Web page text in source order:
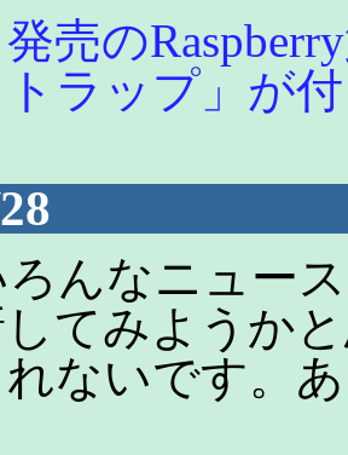
発売の
トラップ」が
んなニュー
てみようか
ないです。